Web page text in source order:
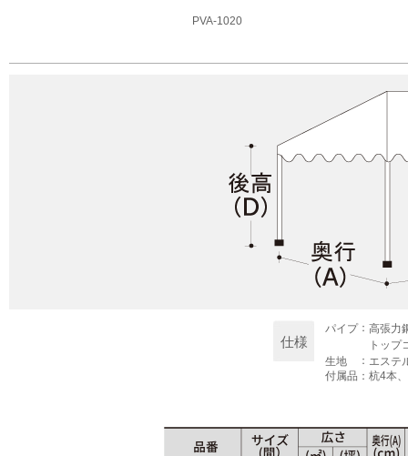
PVA-1020
仕様
パイプ： 高張力
トップ
生地
： エステ
付属品 ： 杭4本